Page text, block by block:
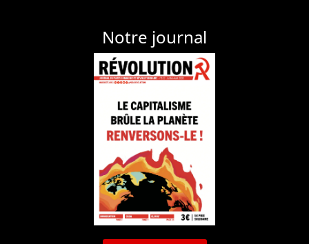
Notre journal